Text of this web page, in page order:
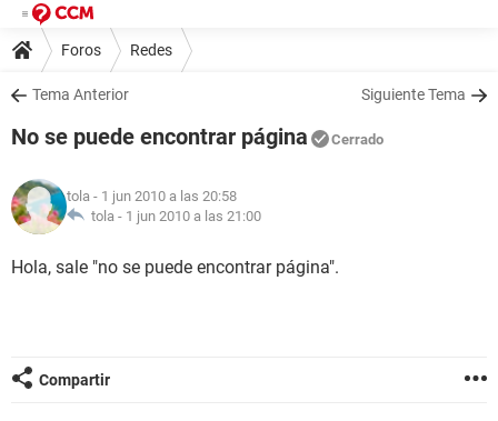
Foros Redes
Tema Anterior Siguiente Tema
No se puede encontrar página Cerrado
tola - 1 jun 2010 a las 20:58
tola - 1 jun 2010 a las 21:00
Hola, sale "no se puede encontrar página".
Compartir